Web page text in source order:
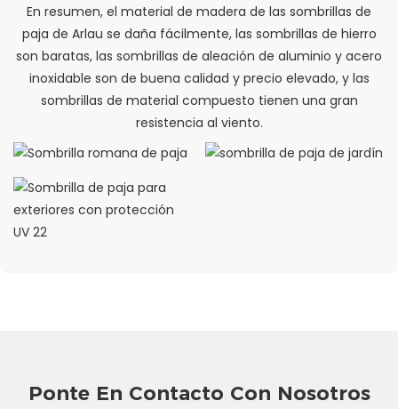
En resumen, el material de madera de las sombrillas de
paja de Arlau se daña fácilmente, las sombrillas de hierro
son baratas, las sombrillas de aleación de aluminio y acero
inoxidable son de buena calidad y precio elevado, y las
sombrillas de material compuesto tienen una gran
resistencia al viento.
Ponte En Contacto Con Nosotros